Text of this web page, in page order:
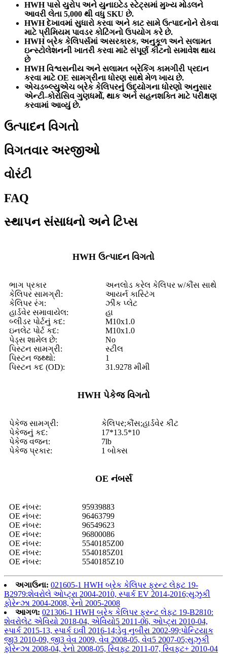
HWH પાસે યુરોપ અને યુનાઇટેડ સ્ટેટ્સમાં મુખ્ય મોડલને
આવરી લેતા 5,000 થી વધુ SKU છે.
HWH દેખાવમાં સુધારો કરવા અને કાટ સામે ઉત્પાદનોને રોકવા
માટે પ્રીમિયમ પાવડર કોટિંગનો ઉપયોગ કરે છે.
HWH બ્રેક કેલિપર્સમાં અસરકારક, અનુકૂળ અને સલામત
ઇન્સ્ટોલેશનની ખાતરી કરવા માટે સંપૂર્ણ કીટનો સમાવેશ થાય
છે
HWH વિશ્વસનીય અને સલામત બ્રેકિંગ કામગીરી પ્રદાન
કરવા માટે OE સામગ્રીના ધોરણ સાથે મેળ ખાય છે.
એચડબ્લ્યુએચ બ્રેક કેલિપરનું ઉદ્યોગના ધોરણો અનુસાર
એન્ટી-કોરોસિવ ગુણધર્મો, થાક અને સહનશક્તિ માટે પરીક્ષણ
કરવામાં આવ્યું છે.
ઉત્પાદન વિગતો
વિગતવાર અરજીઓ
વોરંટી
FAQ
સ્થાપન સંસાધનો અને ટિપ્સ
HWH ઉત્પાદન વિગતો
ભાગ પ્રકાર
અનલોડ કરેલ કેલિપર w/કૌંસ સાથે
કેલિપર સામગ્રી:
આયર્ન કાસ્ટિંગ
કેલિપર રંગ:
ઝીંક પ્લેટ
હાર્ડવેર સમાવાયેલ:
હા
બ્લીડર પોર્ટનું કદ:
M10x1.0
ઇનલેટ પોર્ટ કદ:
M10x1.0
પેડ્સ શામેલ છે:
No
પિસ્ટન સામગ્રી:
સ્ટીલ
પિસ્ટન જથ્થો:
1
પિસ્ટન કદ (OD):
31.9278 મીમી
HWH પેકેજ વિગતો
પેકેજ સામગ્રી:
કેલિપર;કૌંસ;હાર્ડવેર કીટ
પેકેજનું કદ:
17*13.5*10
પેકેજ વજન:
7lb
પેકેજ પ્રકાર:
1 બોક્સ
OE નંબર્સ
OE નંબર:
95939883
OE નંબર:
96463799
OE નંબર:
96549623
OE નંબર:
96800086
OE નંબર:
5540185Z00
OE નંબર:
5540185Z01
OE નંબર:
5540185Z10
અગાઉના: 021605-1 HWH બ્રેક કેલિપર ફ્રન્ટ લેફ્ટ 19-
B2979:શેવરોલે ઓપ્ટ્રા 2004-2010, સ્પાર્ક EV 2014-2016;સુઝુકી
ફોરેન્ઝા 2004-2008, રેનો 2005-2008
આગળ: 021306-1 HWH બ્રેક કેલિપર ફ્રન્ટ લેફ્ટ 19-B2810:
શેવરોલેટ એવિયો 2018-04, એવિયો5 2011-06, ઓપ્ટ્રા 2010-04,
સ્પાર્ક 2015-13, સ્પાર્ક ઇવી 2016-14;ડેવુ નુબીરા 2002-99;પોન્ટિયાક
જી3 2010-09, જી3 વેવ 2009, વેવ 2008-05, વેવ5 2007-05;સુઝુકી
ફોરેન્ઝા 2008-04, રેનો 2008-05, સ્વિફ્ટ 2011-07, સ્વિફ્ટ+ 2010-04